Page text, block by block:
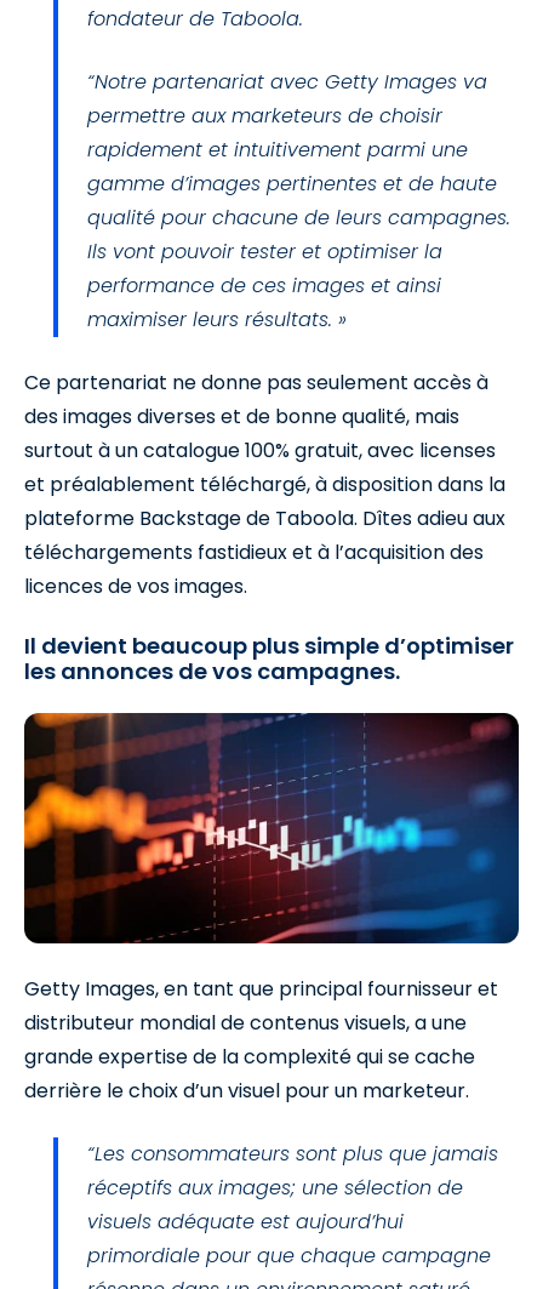
fondateur de Taboola.
“Notre partenariat avec Getty Images va
permettre aux marketeurs de choisir
rapidement et intuitivement parmi une
gamme d’images pertinentes et de haute
qualité pour chacune de leurs campagnes.
Ils vont pouvoir tester et optimiser la
performance de ces images et ainsi
maximiser leurs résultats. »
Ce partenariat ne donne pas seulement accès à
des images diverses et de bonne qualité, mais
surtout à un catalogue 100% gratuit, avec licenses
et préalablement téléchargé, à disposition dans la
plateforme Backstage de Taboola. Dîtes adieu aux
téléchargements fastidieux et à l’acquisition des
licences de vos images.
Il devient beaucoup plus simple d’optimiser
les annonces de vos campagnes.
Getty Images, en tant que principal fournisseur et
distributeur mondial de contenus visuels, a une
grande expertise de la complexité qui se cache
derrière le choix d’un visuel pour un marketeur.
“Les consommateurs sont plus que jamais
réceptifs aux images; une sélection de
visuels adéquate est aujourd’hui
primordiale pour que chaque campagne